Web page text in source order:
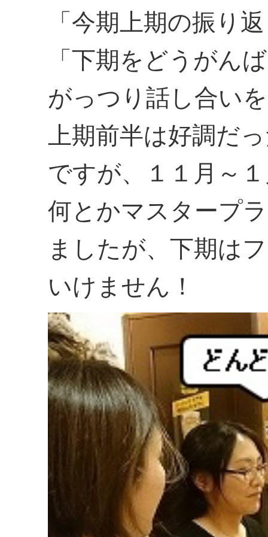
「今期上期の振り
「下期をどうがん
がっつり話し合い
上期前半は好調だ
ですが、１１月～
何とかマスタープ
ましたが、下期は
いけません！